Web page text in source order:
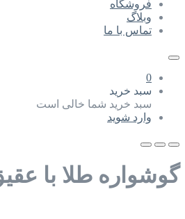
فروشگاه
وبلاگ
تماس با ما
0
سبد خرید
سبد خرید شما خالی است
وارد شوید
گوشواره طلا با